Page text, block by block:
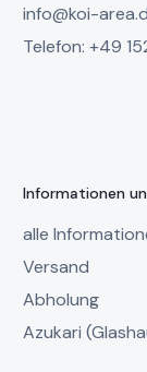
info@koi-
Telefon: +49
Informationen
alle
Versand
Abholung
Azukari